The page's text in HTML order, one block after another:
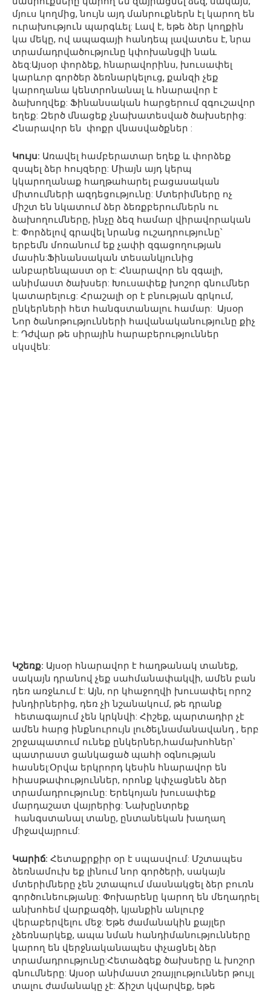
մյուս կողմից, նույն այդ մանրուքներն էլ կարող են
ուրախություն պարգևել: Լավ է, եթե ձեր կողքին
կա մեկը, ով ապագայի հանդեպ լավատես է, նրա
տրամադրվածությունը կփոխանցվի նաև
ձեզ:Այսօր փորձեք, հնարավորինս, խուսափել
կարևոր գործեր ձեռնարկելուց, քանզի չեք
կարողանա կենտրոնանալ և հնարավոր է
ձախողվեք: Ֆինանսական հարցերում զգուշավոր
եղեք: Զերծ մնացեք չնախատեսված ծախսերից:
Հնարավոր են փոքր վնասվածքներ :
Կույս: Առավել համբերատար եղեք և փորձեք
զսպել ձեր հույզերը: Միայն այդ կերպ
կկարողանաք հաղթահարել բացասական
միտումների ազդեցությունը: Մտերիմները ոչ
միշտ են նկատում ձեր ձեռքբերումներն ու
ձախողումները, ինչը ձեզ համար վիրավորական
է: Փորձելով գրավել նրանց ուշադրությունը՝
երբեմն մոռանում եք չափի զգացողության
մասին:Ֆինանսական տեսանկյունից
անբարենպաստ օր է: Հնարավոր են զգալի,
անիմաստ ծախսեր: Խուսափեք խոշոր գնումներ
կատարելուց: Հրաշալի օր է բնության գրկում,
ընկերների հետ հանգստանալու համար: Այսօր
Նոր ծանոթությունների հավանականությունը քիչ
է: Դժվար թե սիրային հարաբերություններ
սկսվեն:
Կշեռք: Այսօր հնարավոր է հաղթանակ տանեք,
սակայն դրանով չեք սահմանափակվի, ամեն բան
դեռ առջևում է: Այն, որ կհաջողվի խուսափել որոշ
խնդիրներից, դեռ չի նշանակում, թե դրանք
հետագայում չեն կրկնվի: Հիշեք, պարտադիր չէ
ամեն հարց ինքնուրույն լուծել,նամանավանդ , երբ
շրջապատում ունեք ընկերներ,համախոհներ՝
պատրաստ ցանկացած պահի օգնության
հասնել:Օրվա երկրորդ կեսին հնարավոր են
հիասթափություններ, որոնք կփչացնեն ձեր
տրամադրությունը: Երեկոյան խուսափեք
մարդաշատ վայրերից: Նախընտրեք
հանգստանալ տանը, ընտանեկան խաղաղ
միջավայրում:
Կարիճ: Հետաքրքիր օր է սպասվում: Մշտապես
ձեռնամուխ եք լինում նոր գործերի, սակայն
մտերիմները չեն շտապում մասնակցել ձեր բուռն
գործունեությանը: Փոխարենը կարող են մեղադրել
անխոհեմ վարքագծի, կյանքին անլուրջ
վերաբերվելու մեջ: Եթե ժամանակին քայլեր
չձեռնարկեք, ապա նման հանդիմանությունները
կարող են վերջնականապես փչացնել ձեր
տրամադրությունը:Հետաձգեք ծախսերը և խոշոր
գնումները: Այսօր անիմաստ շռայլություններ թույլ
տալու ժամանակը չէ: Ճիշտ կվարվեք, եթե